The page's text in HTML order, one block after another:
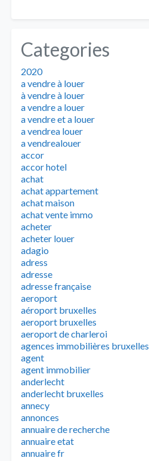
Categories
2020
a vendre à louer
à vendre à louer
a vendre a louer
a vendre et a louer
a vendrea louer
a vendrealouer
accor
accor hotel
achat
achat appartement
achat maison
achat vente immo
acheter
acheter louer
adagio
adress
adresse
adresse française
aeroport
aéroport bruxelles
aeroport bruxelles
aeroport de charleroi
agences immobilières bruxelles
agent
agent immobilier
anderlecht
anderlecht bruxelles
annecy
annonces
annuaire de recherche
annuaire etat
annuaire fr